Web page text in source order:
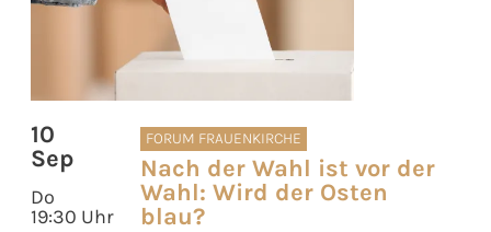
10
Sep
Do
19:30 Uhr
FORUM FRAUENKIRCHE
Nach der Wahl ist vor der
Wahl: Wird der Osten
blau?